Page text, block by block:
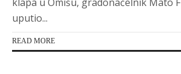
uputio...
READ MORE